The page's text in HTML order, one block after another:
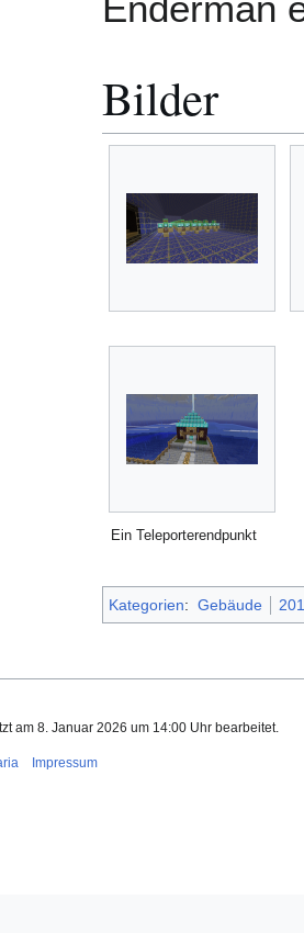
Enderman
Bilder
Ein Teleporterendpunkt
Kategorien: Gebäude
am 8. Januar 2026 um 14:00 Uhr bearbeitet.
Impressum